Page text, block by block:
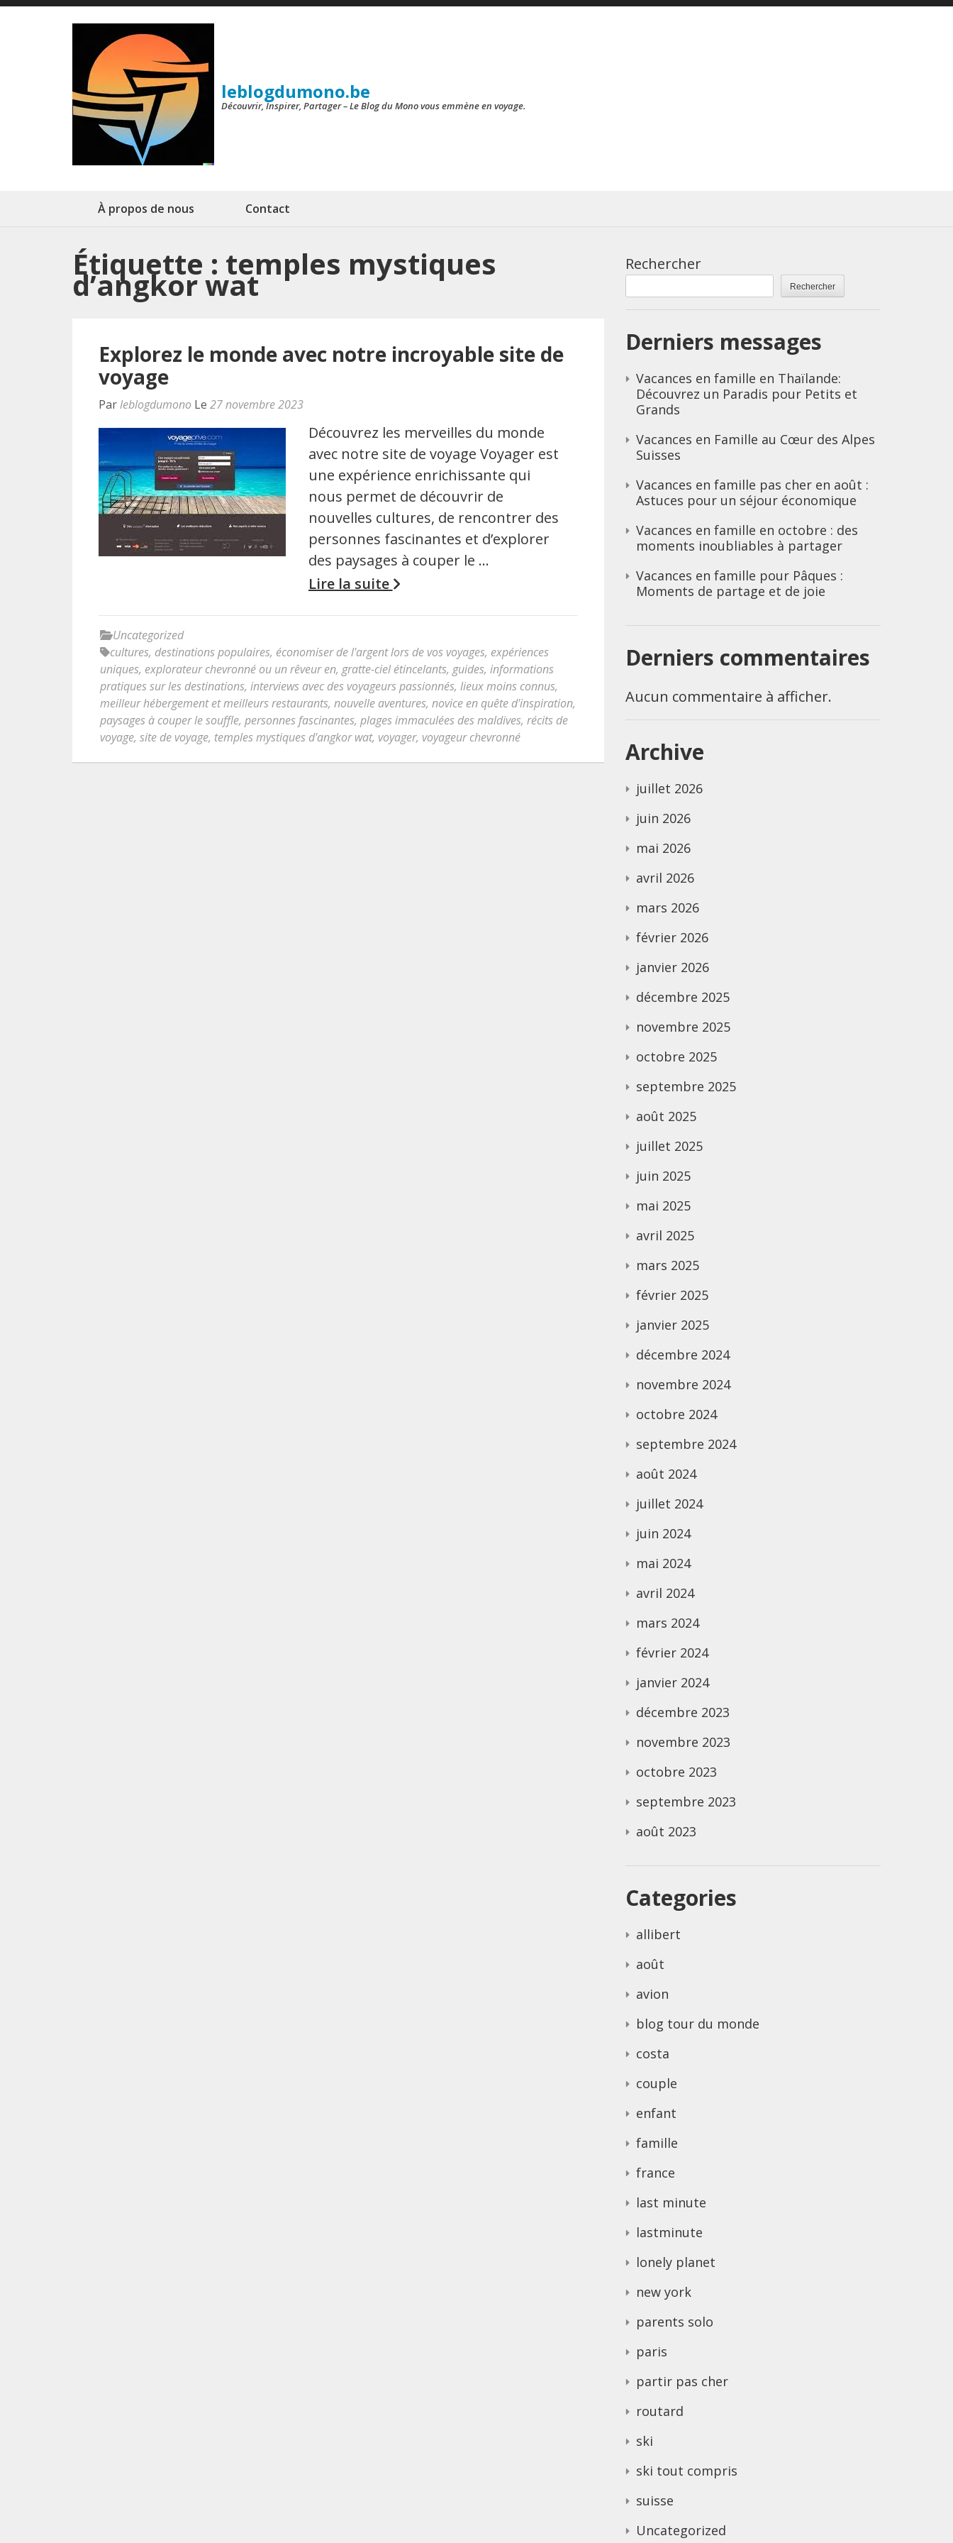
Aller
leblogdumono.be
Découvrir, Inspirer, Partager – Le Blog du Mono vous emmène en voyage.
À propos de nous Contact
Étiquette : temples mystiques
d’angkor wat
Explorez le monde avec notre incroyable site de
voyage
Parleblogdumono Le 27 novembre 2023
Découvrez les merveilles du monde
avec notre site de voyage Voyager est
une expérience enrichissante qui
nous permet de découvrir de
nouvelles cultures, de rencontrer des
personnes fascinantes et d’explorer
des paysages à couper le …
Lire la suite
Uncategorized
cultures, destinations populaires, économiser de l'argent lors de vos voyages, expériences
uniques, explorateur chevronné ou un rêveur en, gratte-ciel étincelants, guides, informations
pratiques sur les destinations, interviews avec des voyageurs passionnés, lieux moins connus,
meilleur hébergement et meilleurs restaurants, nouvelle aventures, novice en quête d'inspiration,
paysages à couper le souffle, personnes fascinantes, plages immaculées des maldives, récits de
voyage, site de voyage, temples mystiques d'angkor wat, voyager, voyageur chevronné
Rechercher
Rechercher
Derniers messages
Vacances en famille en Thaïlande:
Découvrez un Paradis pour Petits et
Grands
Vacances en Famille au Cœur des Alpes
Suisses
Vacances en famille pas cher en août :
Astuces pour un séjour économique
Vacances en famille en octobre : des
moments inoubliables à partager
Vacances en famille pour Pâques :
Moments de partage et de joie
Derniers commentaires
Aucun commentaire à afficher.
Archive
juillet 2026
juin 2026
mai 2026
avril 2026
mars 2026
février 2026
janvier 2026
décembre 2025
novembre 2025
octobre 2025
septembre 2025
août 2025
juillet 2025
juin 2025
mai 2025
avril 2025
mars 2025
février 2025
janvier 2025
décembre 2024
novembre 2024
octobre 2024
septembre 2024
août 2024
juillet 2024
juin 2024
mai 2024
avril 2024
mars 2024
février 2024
janvier 2024
décembre 2023
novembre 2023
octobre 2023
septembre 2023
août 2023
Categories
allibert
août
avion
blog tour du monde
costa
couple
enfant
famille
france
last minute
lastminute
lonely planet
new york
parents solo
paris
partir pas cher
routard
ski
ski tout compris
suisse
Uncategorized